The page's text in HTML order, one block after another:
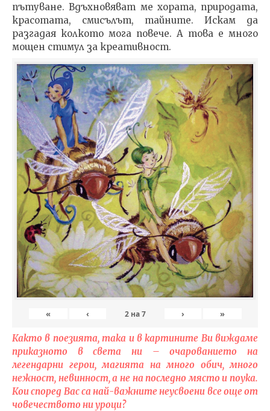
пътуване. Вдъхновяват ме хората, природата,
красотата, смисълът, тайните. Искам да
разгадая колкото мога повече. А това е много
мощен стимул за креативност.
« ‹ 2на7 › »
Както в поезията, така и в картините Ви виждаме
приказното в света ни – очарованието на
легендарни герои, магията на много обич, много
нежност, невинност, а не на последно място и поука.
Кои според Вас са най-важните неусвоени все още от
човечеството ни уроци?